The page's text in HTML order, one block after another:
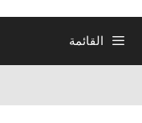
القائمة